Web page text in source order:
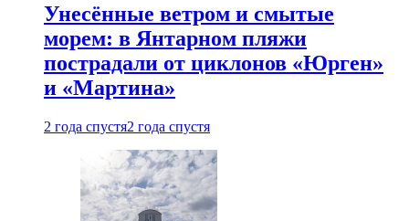
Унесённые ветром и смытые
морем: в Янтарном пляжи
пострадали от циклонов «Юрген»
и «Мартина»
2 года спустя2 года спустя